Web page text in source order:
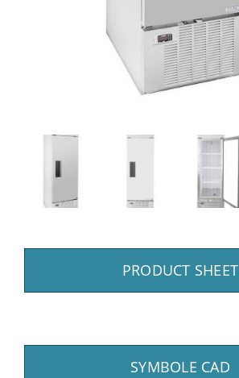
PRODUCT SHEET
SYMBOLE CAD